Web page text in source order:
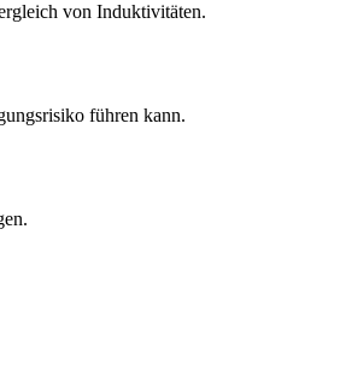
von Induktivitäten.
führen kann.